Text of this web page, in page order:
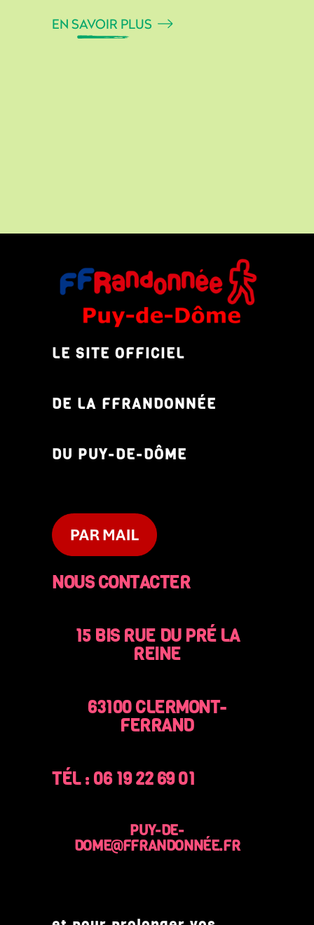
EN SAVOIR PLUS
LE SITE OFFICIEL
DE LA FFRANDONNÉE
DU PUY-DE-DÔME
NOUS CONTACTER
15 BIS RUE DU PRÉ LA
REINE
63100 CLERMONT-
FERRAND
TÉL : 06 19 22 69 01
PUY-DE-
DOME@FFRANDONNÉE.FR